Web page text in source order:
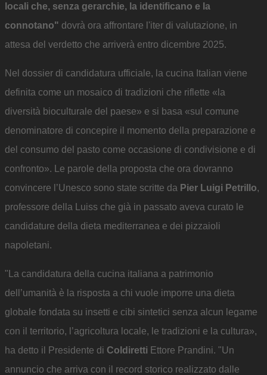
locali che, senza gerarchie, la identificano e la
connotano" dovrà ora affrontare l'iter di valutazione, in
attesa del verdetto che arriverà entro dicembre 2025.
Nel dossier di candidatura ufficiale, la cucina Italian viene
definita come un mosaico di tradizioni che riflette «la
diversità bioculturale del paese» e si basa «sul comune
denominatore di concepire il momento della preparazione e
del consumo del pasto come occasione di condivisione e di
confronto». Le parole della proposta che ora dovranno
convincere l’Unesco sono state scritte da Pier Luigi Petrillo,
professore della Luiss che già in passato aveva curato le
candidature della dieta mediterranea e dei pizzaioli
napoletani.
"La candidatura della cucina italiana a patrimonio
dell’umanità è la risposta a chi vuole imporre una dieta
globale fondata su insetti e cibi sintetici senza alcun legame
con il territorio, l’agricoltura locale, le tradizioni e la cultura»,
ha detto il Presidente di Coldiretti Ettore Prandini. "Un
annuncio che arriva con il record storico realizzato dalle